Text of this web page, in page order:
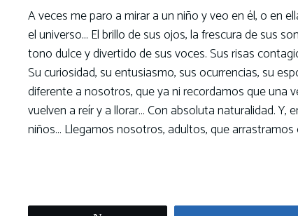
A veces me paro a mirar a un niño y veo en él, o en
el universo… El brillo de sus ojos, la frescura de sus
tono dulce y divertido de sus voces. Sus risas
Su curiosidad, su entusiasmo, sus ocurrencias, su
diferente a nosotros, que ya ni recordamos que una
vuelven a reír y a llorar… Con absoluta naturalidad.
niños… Llegamos nosotros, adultos, que